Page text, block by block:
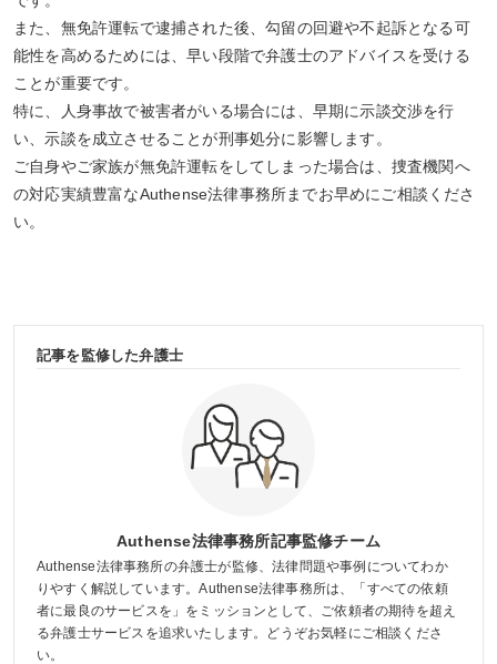
また、無免許運転で逮捕された後、勾留の回避や不起訴となる可
能性を高めるためには、早い段階で弁護士のアドバイスを受ける
ことが重要です。
特に、人身事故で被害者がいる場合には、早期に示談交渉を行
い、示談を成立させることが刑事処分に影響します。
ご自身やご家族が無免許運転をしてしまった場合は、捜査機関へ
の対応実績豊富なAuthense法律事務所までお早めにご相談くださ
い。
記事を監修した弁護士
Authense法律事務所記事監修チーム
Authense法律事務所の弁護士が監修、法律問題や事例についてわか
りやすく解説しています。Authense法律事務所は、「すべての依頼
者に最良のサービスを」をミッションとして、ご依頼者の期待を超え
る弁護士サービスを追求いたします。どうぞお気軽にご相談くださ
い。